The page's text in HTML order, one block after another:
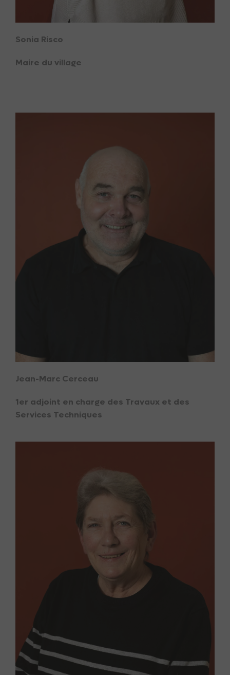
Sonia Risco
Maire du village
Jean-Marc Cerceau
1er adjoint en charge des Travaux et des
Services Techniques